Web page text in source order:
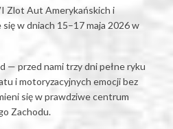
Zlot Aut Amerykańskich i
w dniach 15–17 maja 2026 w
— przed nami trzy dni pełne ryku
i motoryzacyjnych emocji bez
się w prawdziwe centrum
Zachodu.